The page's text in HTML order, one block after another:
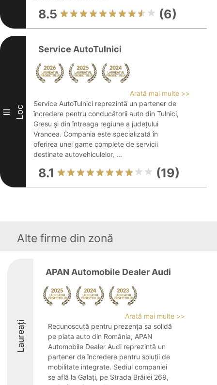
8.5 (6)
III Loc
Service AutoTulnici
Arată mai multe >>
Service AutoTulnici reprezintă un partener de
încredere pentru conducătorii auto din Tulnici,
Gresu și din întreaga regiune a județului
Vrancea. Compania este specializată în
oferirea unei game complete de servicii
destinate autovehiculelor, ...
8.1 (19)
Alte firme din zonă
Laureați
APAN Automobile Dealer Audi
Arată mai multe >>
Recunoscută pentru prezența sa solidă
pe piața auto din România, APAN
Automobile Dealer Audi reprezintă un
partener de încredere pentru soluții de
mobilitate integrate. Sediul companiei
se află la Galați, pe Strada Brăilei 269,